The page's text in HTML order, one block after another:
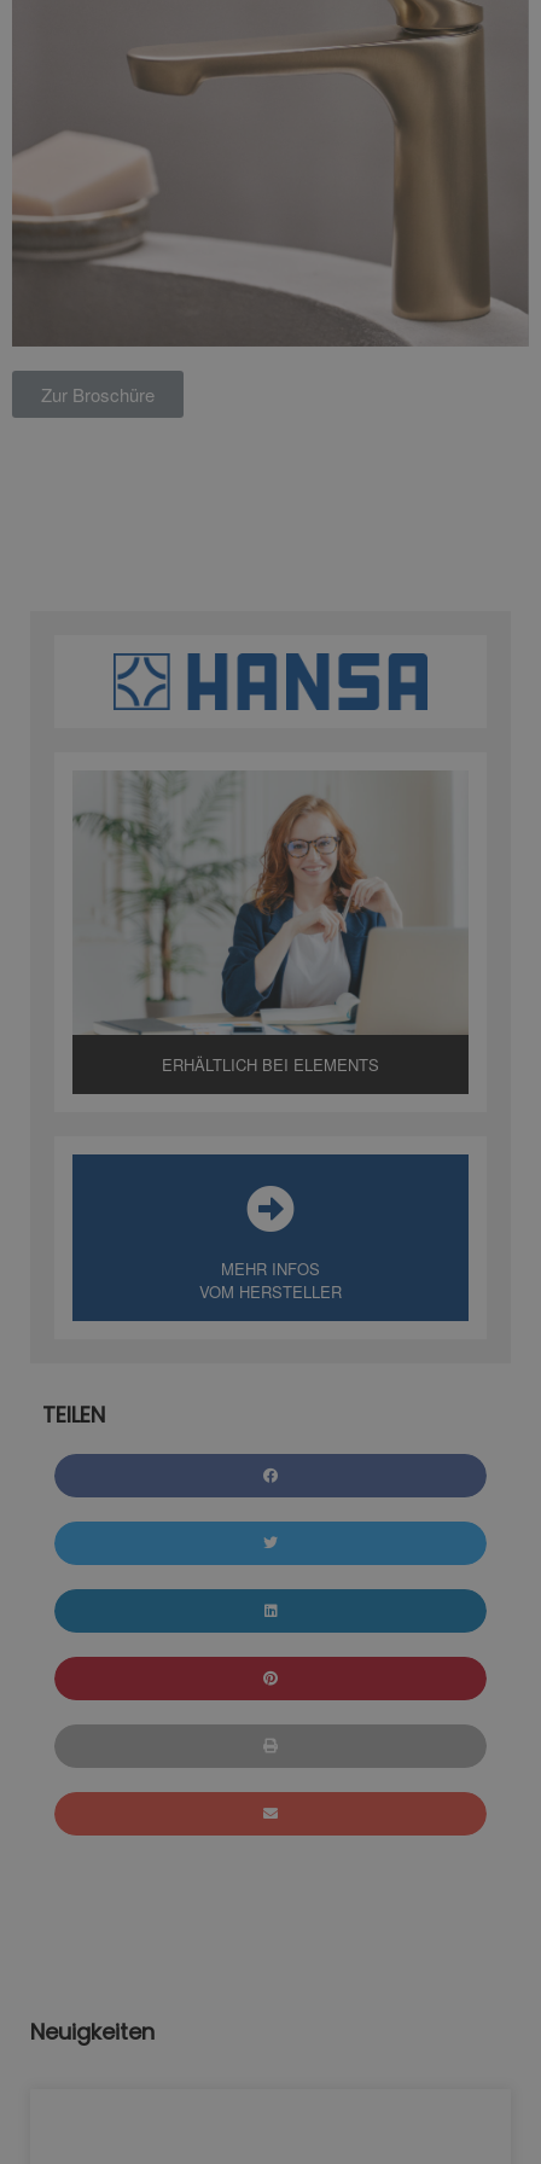
Zur Broschüre
ERHÄLTLICH BEI ELEMENTS
MEHR INFOS
VOM HERSTELLER
TEILEN
Neuigkeiten